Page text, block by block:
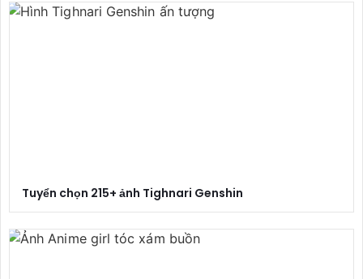
Tuyển chọn 215+ ảnh Tighnari Genshin